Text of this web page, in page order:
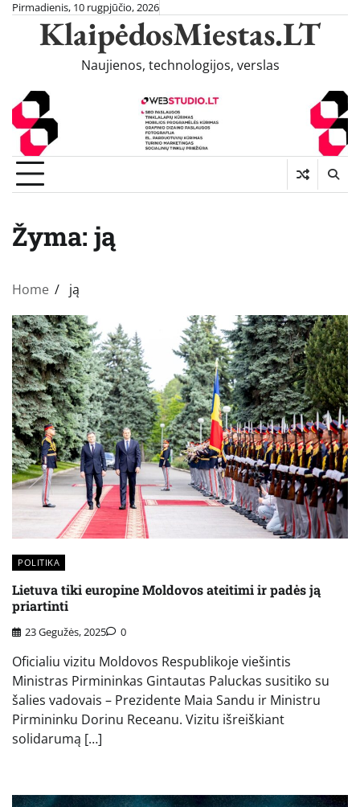
Skip
content
Pirmadienis, 10 rugpjūčio, 2026
KlaipėdosMiestas.LT
Naujienos, technologijos, verslas
Žyma: ją
Home ją
POLITIKA
Lietuva tiki europine Moldovos ateitimi ir padės ją
priartinti
23 Gegužės, 2025 0
Oficialiu vizitu Moldovos Respublikoje viešintis
Ministras Pirmininkas Gintautas Paluckas susitiko su
šalies vadovais – Prezidente Maia Sandu ir Ministru
Pirmininku Dorinu Receanu. Vizitu išreiškiant
solidarumą […]